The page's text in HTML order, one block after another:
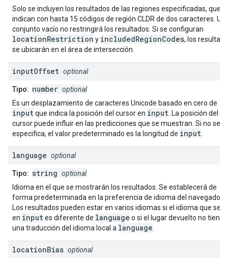
Solo se incluyen los resultados de las regiones especificadas, que
indican con hasta 15 códigos de región CLDR de dos caracteres. Un
conjunto vacío no restringirá los resultados. Si se configuran
locationRestriction y includedRegionCodes, los
se ubicarán en el área de intersección.
inputOffset optional
Tipo: number optional
Es un desplazamiento de caracteres Unicode basado en cero de
inputque indica la posición del cursor en input . La posición del
cursor puede influir en las predicciones que se muestran. Si no se
especifica, el valor predeterminado es la longitud de input
language optional
Tipo: string optional
Idioma en el que se mostrarán los resultados. Se establecerá de
forma predeterminada en la preferencia de idioma del navegador.
Los resultados pueden estar en varios idiomas si el idioma que se
en inputes diferente de language o si el lugar devuelto no tiene
una traducción del idioma local a language
locationBias optional